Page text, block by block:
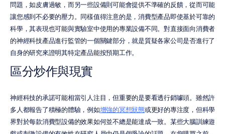
問題，如皮膚過敏，而另一些設備則可能會提供不準確的反饋，從而可能
讓您感到不必要的壓力。同樣值得注意的是，消費型產品即使基於可靠的
科學，其表現也可能與實驗室中使用的專業設備不同。對直接面向消費者
的神經科技產品進行監管的一個關鍵部分，就是質疑各家公司是否進行了
自身的研究來證明其特定產品能按預期工作。
區分炒作與現實
神經科技的承諾可能相當引人注目，但重要的是要看透行銷噱頭。雖然許
多人都報告了積極的體驗，例如增強的冥想狀態或更好的專注度，但科學
界對於每款消費型設備的效果如何並不總是能達成一致。某些大腦訓練遊